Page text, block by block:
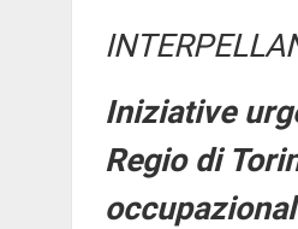
Iniziative
Regio di